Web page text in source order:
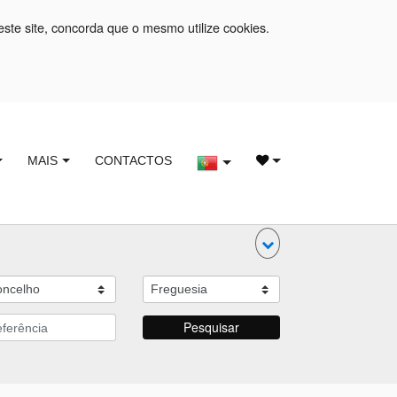
site, concorda que o mesmo utilize cookies.
MAIS CONTACTOS
Pesquisar